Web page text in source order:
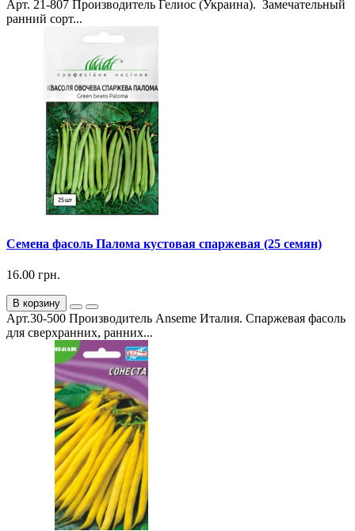
Арт. 21-807 Производитель Гелиос (Украина). Замечательный
ранний сорт...
Семена фасоль Палома кустовая спаржевая (25 семян)
16.00 грн.
В корзину
Арт.30-500 Производитель Anseme Италия. Спаржевая фасоль
для сверхранних, ранних...